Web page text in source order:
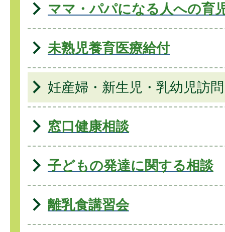
ママ・パパになる人への育
未熟児養育医療給付
妊産婦・新生児・乳幼児訪問
窓口健康相談
子どもの発達に関する相談
離乳食講習会